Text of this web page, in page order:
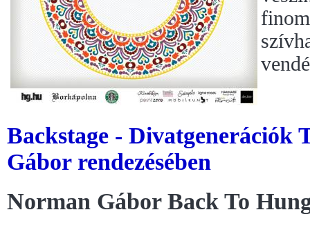
Backstage - Divatgenerációk
Gábor rendezésében
Norman Gábor Back To